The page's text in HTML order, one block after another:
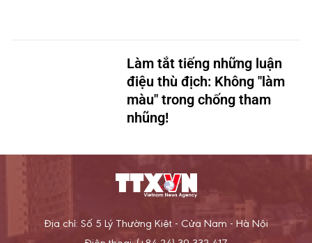
Làm tắt tiếng những luận
điệu thù địch: Không "làm
màu" trong chống tham
nhũng!
Địa chỉ: Số 5 Lý Thường Kiệt - Cửa Nam - Hà Nội